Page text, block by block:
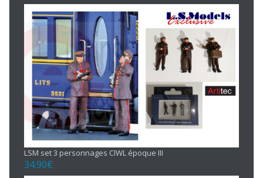
LSM set 3 personnages CIWL époque III
34.90€